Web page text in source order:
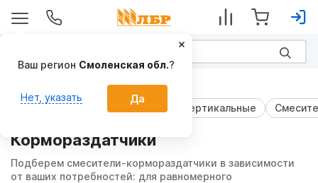
Приготовление и раздача кормов
Смесители-раздатчики кормов вертикальные
Кормораздатчики
Подберем смесители-кормораздатчики в зависимости
от ваших потребностей: для равномерного
Ваш регион Смоленская обл.?
Нет, указать Да